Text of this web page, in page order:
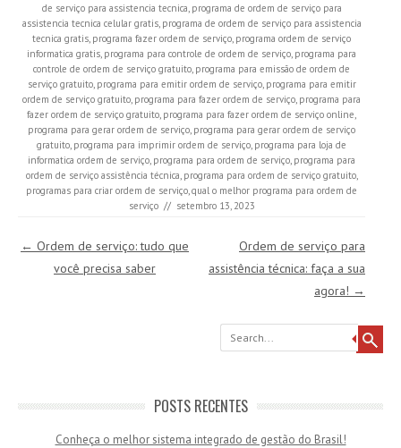
de serviço para assistencia tecnica programa de ordem de serviço para
assistencia tecnica celular gratis, programa de ordem de serviço para assistencia
tecnica gratis programa fazer ordem de serviço programa ordem de serviço
informatica gratis programa para controle de ordem de serviço programa para
controle de ordem de serviço gratuito programa para emissão de ordem de
serviço gratuito, programa para emitir ordem de serviço, programa para emitir
ordem de serviço gratuito programa para fazer ordem de serviço programa para
fazer ordem de serviço gratuito programa para fazer ordem de serviço online
programa para gerar ordem de serviço programa para gerar ordem de serviço
gratuito programa para imprimir ordem de serviço programa para loja de
informatica ordem de serviço programa para ordem de serviço programa para
ordem de serviço assistência técnica programa para ordem de serviço gratuito,
programas para criar ordem de serviço qual o melhor programa para ordem de
serviço // setembro 13, 2023
Post navigation
← Ordem de serviço: tudo que
você precisa saber
Ordem de serviço para
assistência técnica: faça a sua
agora! →
Search
POSTS RECENTES
Conheça o melhor sistema integrado de gestão do Brasil!